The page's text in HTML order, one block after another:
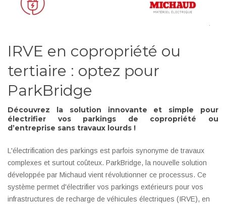
IRVE en copropriété ou
tertiaire : optez pour
ParkBridge
Découvrez la solution innovante et simple pour
électrifier vos parkings de copropriété ou
d’entreprise sans travaux lourds !
L'électrification des parkings est parfois synonyme de travaux
complexes et surtout coûteux. ParkBridge, la nouvelle solution
développée par Michaud vient révolutionner ce processus. Ce
système permet d'électrifier vos parkings extérieurs pour vos
infrastructures de recharge de véhicules électriques (IRVE), en